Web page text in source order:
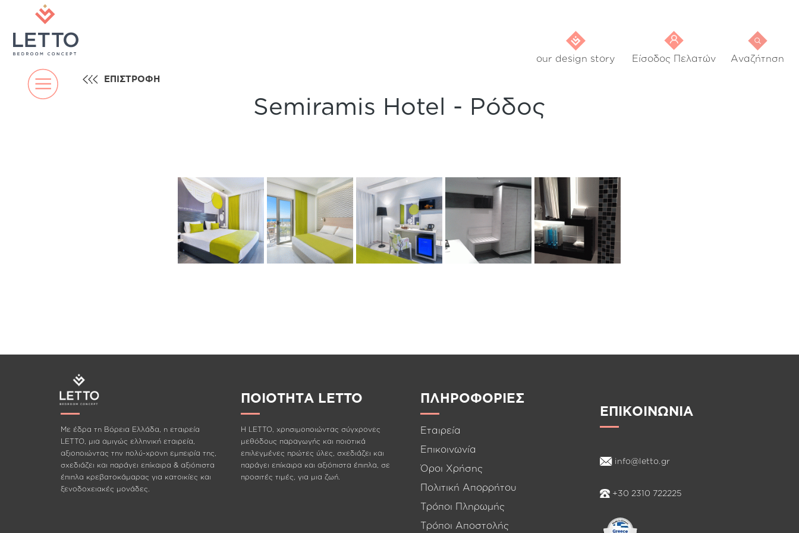
our design story Είσοδος Πελατών Αναζήτηση
ΕΠΙΣΤΡΟΦΗ
Semiramis Hotel - Ρόδος
Με έδρα τη Βόρεια Ελλάδα, η εταιρεία
LETTO, μια αμιγώς ελληνική εταιρεία,
αξιοποιώντας την πολύ-χρονη εμπειρία της,
σχεδιάζει και παράγει επίκαιρα & αξιόπιστα
έπιπλα κρεβατοκάμαρας για κατοικίες και
ξενοδοχειακές μονάδες.
ΠΟΙΟΤΗΤΑ LETTO
Η LETTO, χρησιμοποιώντας σύγχρονες
μεθόδους παραγωγής και ποιοτικά
επιλεγμένες πρώτες ύλες, σχεδιάζει και
παράγει επίκαιρα και αξιόπιστα έπιπλα, σε
προσιτές τιμές, για μια ζωή.
ΠΛΗΡΟΦΟΡΙΕΣ
Εταιρεία
Επικοινωνία
Όροι Χρήσης
Πολιτική Απορρήτου
Τρόποι Πληρωμής
Τρόποι Αποστολής
ΕΠΙΚΟΙΝΩΝΙΑ
info@letto.gr
+30 2310 722225